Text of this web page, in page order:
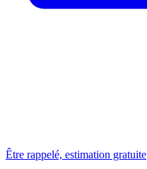
Être rappelé, estimation gratuite